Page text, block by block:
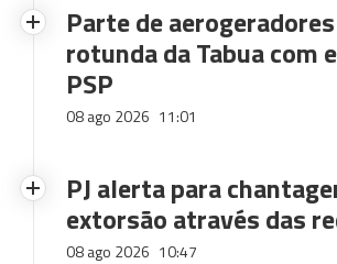
Parte de
rotunda da Tabua com
PSP
08 ago 2026 11:01
PJ alerta para
extorsão através das
08 ago 2026 10:47